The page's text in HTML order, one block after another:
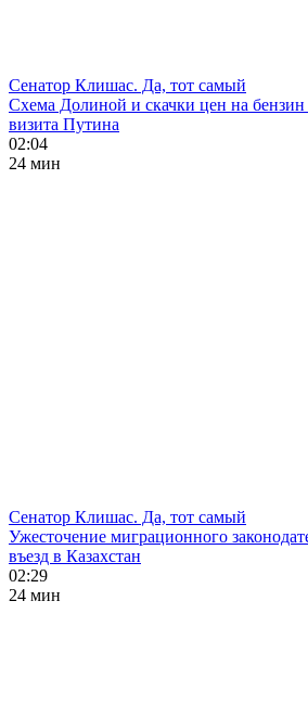
Сенатор Клишас. Да, тот самый
Схема Долиной и скачки цен на бензин
визита Путина
02:04
24 мин
Сенатор Клишас. Да, тот самый
Ужесточение миграционного
въезд в Казахстан
02:29
24 мин